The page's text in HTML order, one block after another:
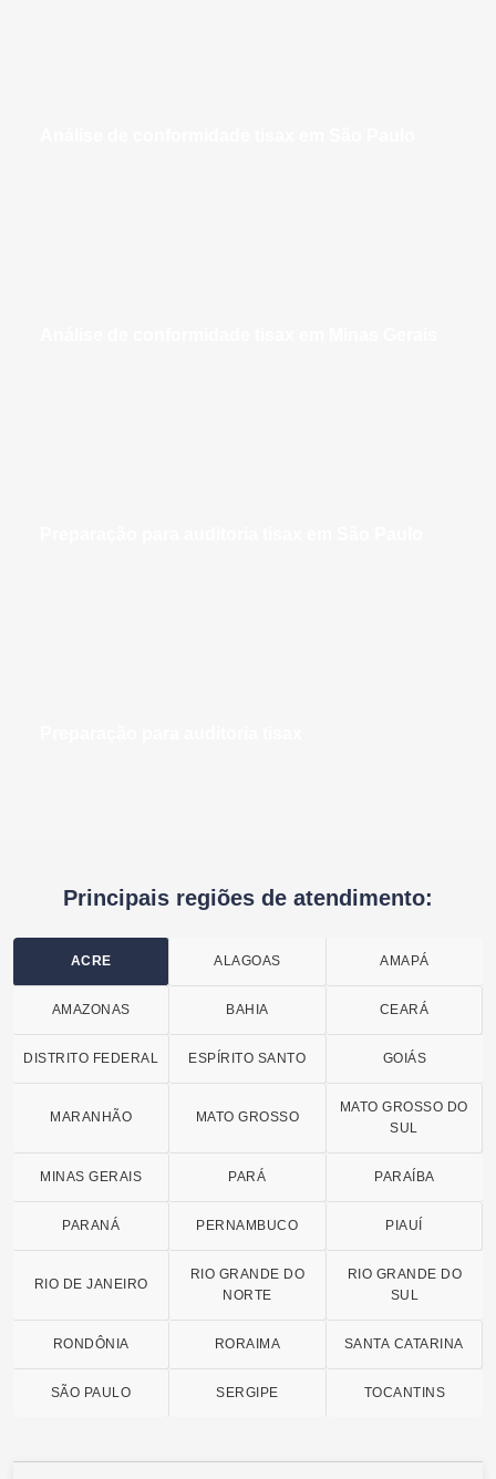
Principais regiões de atendimento:
ACRE ALAGOAS AMAPÁ
AMAZONAS BAHIA CEARÁ
DISTRITO FEDERAL ESPÍRITO SANTO GOIÁS
MARANHÃO MATO GROSSO
MATO GROSSO DO
SUL
MINAS GERAIS PARÁ PARAÍBA
PARANÁ PERNAMBUCO PIAUÍ
RIO DE JANEIRO
RIO GRANDE DO
NORTE
RIO GRANDE DO
SUL
RONDÔNIA RORAIMA SANTA CATARINA
SÃO PAULO SERGIPE TOCANTINS